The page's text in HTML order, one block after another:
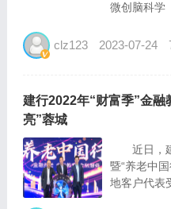
微创脑科学
日止六个月
clz123 2023-07-24
建行2022年“财富季”金融
亮”蓉城
近日，建
暨“养老中
地客户代表